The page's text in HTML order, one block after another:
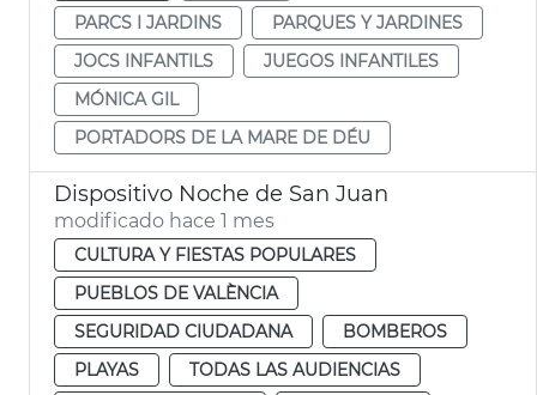
PARCS I JARDINS
PARQUES Y JARDINES
JOCS INFANTILS
JUEGOS INFANTILES
MÓNICA GIL
PORTADORS DE LA MARE DE DÉU
Dispositivo Noche de San Juan
modificado hace 1 mes
CULTURA Y FIESTAS POPULARES
PUEBLOS DE VALÈNCIA
SEGURIDAD CIUDADANA
BOMBEROS
PLAYAS
TODAS LAS AUDIENCIAS